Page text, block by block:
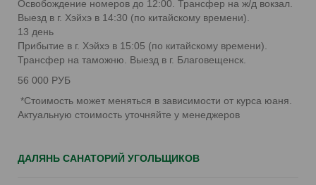
Освобождение номеров до 12:00. Трансфер на ж/д вокзал.
Выезд в г. Хэйхэ в 14:30 (по китайскому времени).
13 день
Прибытие в г. Хэйхэ в 15:05 (по китайскому времени).
Трансфер на таможню. Выезд в г. Благовещенск.
56 000 РУБ
*Стоимость может меняться в зависимости от курса юаня.
Актуальную стоимость уточняйте у менеджеров
ДАЛЯНЬ САНАТОРИЙ УГОЛЬЩИКОВ